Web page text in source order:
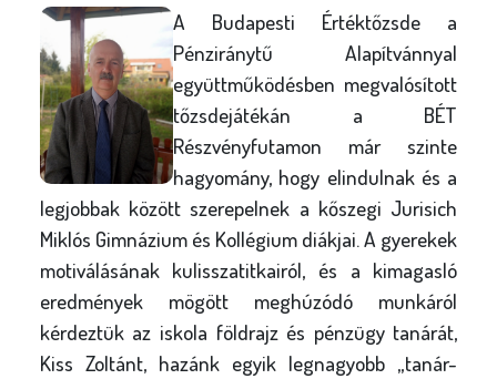
A Budapesti Értéktőzsde a
Pénziránytű Alapítvánnyal
együttműködésben megvalósított
tőzsdejátékán a BÉT
Részvényfutamon már szinte
hagyomány, hogy elindulnak és a
legjobbak között szerepelnek a kőszegi Jurisich
Miklós Gimnázium és Kollégium diákjai. A gyerekek
motiválásának kulisszatitkairól, és a kimagasló
eredmények mögött meghúzódó munkáról
kérdeztük az iskola földrajz és pénzügy tanárát,
Kiss Zoltánt, hazánk egyik legnagyobb „tanár-